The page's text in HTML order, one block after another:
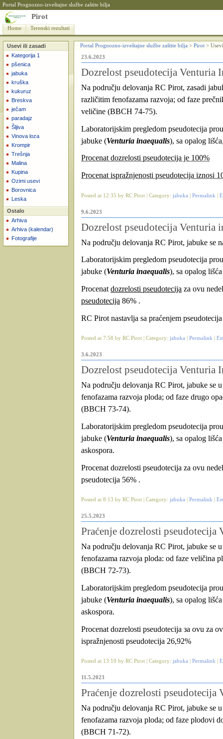
Portal Prognozno-izveštajne službe zaštite bilja
Pirot
Home Terenski rezultati
Usevi ili zasadi
Kategorija 1
pšenica
jabuka
kruška
kukuruz
Breskva
ječam
paradajz
Šljiva
Vinova loza
Krompir
Trešnja
Malina
Kupina
Ozimi usevi
Borovnica
Leska
Ostalo
Arhiva
Arhiva (kalendar)
Fotografije
Portal Prognozno-izveštajne službe zaštite bilja > Pirot >
23.6.2023
Dozrelost pseudotecija Venturia
Na području delovanja RC Pirot, zasadi
različitim fenofazama razvoja; od faze
veličine (BBCH 74-75).
Laboratorijskim pregledom pseudotecija
jabuke (Venturia inaequalis), sa opalog
Procenat dozrelosti pseudotecija je 100%
Procenat ispražnjenosti pseudotecija
Posted at 12:35 by RC Pirot | Category: jabuka Permalink
9.6.2023
Dozrelost pseudotecija Venturia
Na području delovanja RC Pirot, jabuke se
Laboratorijskim pregledom pseudotecija
jabuke (Venturia inaequalis), sa opalog
Procenat dozrelosti pseudotecija za ovu
pseudotecija 86% .
RC Pirot nastavlja sa praćenjem
Posted at 7:58 by RC Pirot | Category: jabuka Permalink
3.6.2023
Dozrelost pseudotecija Venturia
Na području delovanja RC Pirot, jabuke se
fenofazama razvoja ploda; od faze drugo
(BBCH 73-74).
Laboratorijskim pregledom pseudotecija
jabuke (Venturia inaequalis), sa opalog
askospora.
Procenat dozrelosti pseudotecija za ovu
pseudotecija 56% .
Posted at 8:13 by RC Pirot | Category: jabuka Permalink
25.5.2023
Praćenje dozrelosti
Na području delovanja RC Pirot, jabuke se
fenofazama razvoja ploda: od faze veličina
(BBCH 72-73).
Laboratorijskim pregledom pseudotecija
jabuke (Venturia inaequalis), sa opalog
askospora.
Procenat dozrelosti pseudotecija за ovu za
ispražnjenosti pseudotecija 26,92%
Posted at 13:10 by RC Pirot | Category: jabuka Permalink
11.5.2023
Praćenje dozrelosti pseudotecija
Na području delovanja RC Pirot, jabuke se
fenofazama razvoja ploda; od faze plodovi
(BBCH 71-72).